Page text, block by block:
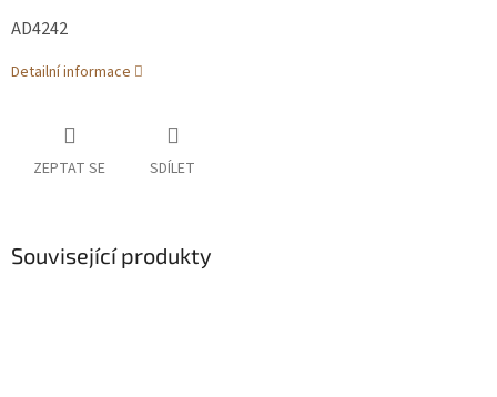
AD4242
Detailní informace
ZEPTAT SE SDÍLET
Související produkty